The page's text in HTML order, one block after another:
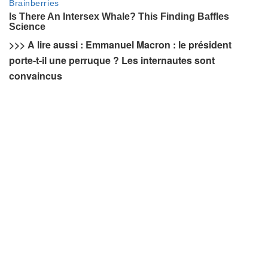
>>> A lire aussi : Emmanuel Macron : le président
porte-t-il une perruque ? Les internautes sont
convaincus